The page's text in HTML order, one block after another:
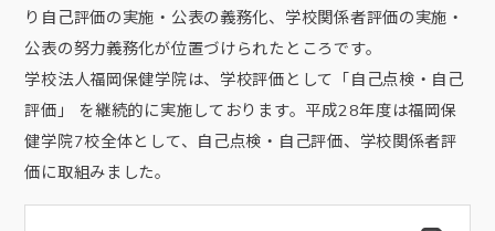
り自己評価の実施・公表の義務化、学校関係者評価の実施・
公表の努力義務化が位置づけられたところです。
学校法人福岡保健学院は、学校評価として「自己点検・自己
評価」 を継続的に実施しております。平成28年度は福岡保
健学院7校全体として、自己点検・自己評価、学校関係者評
価に取組みました。